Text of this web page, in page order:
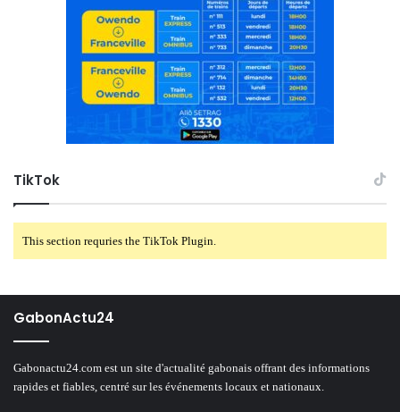
TikTok
This section requries the TikTok Plugin.
GabonActu24
Gabonactu24.com est un site d'actualité gabonais offrant des informations
rapides et fiables, centré sur les événements locaux et nationaux.